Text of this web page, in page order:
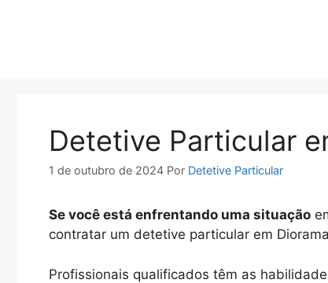
Detetive Particular
1 de outubro de 2024 Por Detetive Particular
Se você está enfrentando uma situação
contratar um detetive particular em
Profissionais qualificados têm as